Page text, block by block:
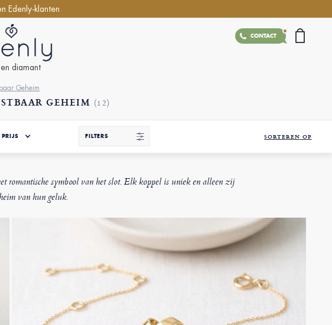
Edenly-klanten
CONTACT
diamant
Geheim
GEHEIM (12)
PRIJS FILTERS SORTEREN OP
romantische symbool van het slot. Elk koppel is uniek en alleen zij
van hun geluk.